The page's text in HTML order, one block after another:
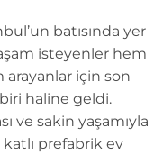
batısında yer
isteyenler hem
arayanlar için son
haline geldi.
ve sakin yaşamıyla
prefabrik ev